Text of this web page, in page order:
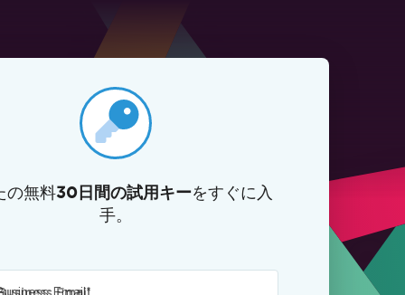
の無料30日間の試用キーをすぐに入
手。
Email*